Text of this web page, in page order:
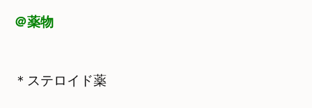
＠薬物
＊ステロイド薬